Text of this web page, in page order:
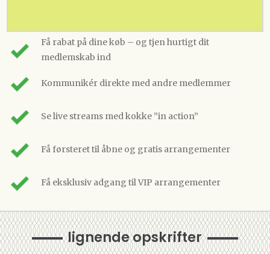
Få rabat på dine køb – og tjen hurtigt dit
medlemskab ind
Kommunikér direkte med andre medlemmer
Se live streams med kokke ”in action”
Få førsteret til åbne og gratis arrangementer
Få eksklusiv adgang til VIP arrangementer
lignende opskrifter